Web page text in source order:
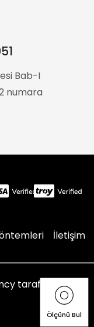
Ölçünü Bul
Bab-I
numara
İletişim
tarafından